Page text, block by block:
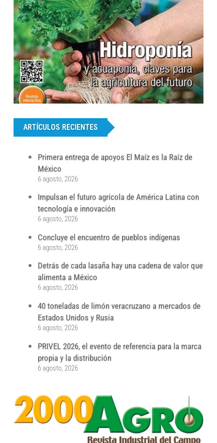
ARTÍCULOS RECIENTES
Primera entrega de apoyos El Maíz es la Raíz de
México
6 agosto, 2026
Impulsan el futuro agrícola de América Latina con
tecnología e innovación
6 agosto, 2026
Concluye el encuentro de pueblos indígenas
6 agosto, 2026
Detrás de cada lasaña hay una cadena de valor que
alimenta a México
6 agosto, 2026
40 toneladas de limón veracruzano a mercados de
Estados Unidos y Rusia
6 agosto, 2026
PRIVEL 2026, el evento de referencia para la marca
propia y la distribución
6 agosto, 2026